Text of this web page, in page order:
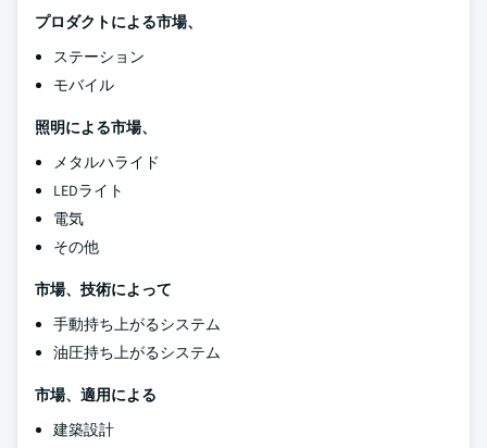
プロダクトによる市場、
ステーション
モバイル
照明による市場、
メタルハライド
LEDライト
電気
その他
市場、技術によって
手動持ち上がるシステム
油圧持ち上がるシステム
市場、適用による
建築設計